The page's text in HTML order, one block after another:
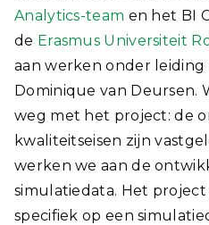
Analytics-team en het BI
de Erasmus Universiteit
aan werken onder
Dominique van Deursen.
weg met het project: de
kwaliteitseisen zijn
werken we aan de
simulatiedata. Het
specifiek op een